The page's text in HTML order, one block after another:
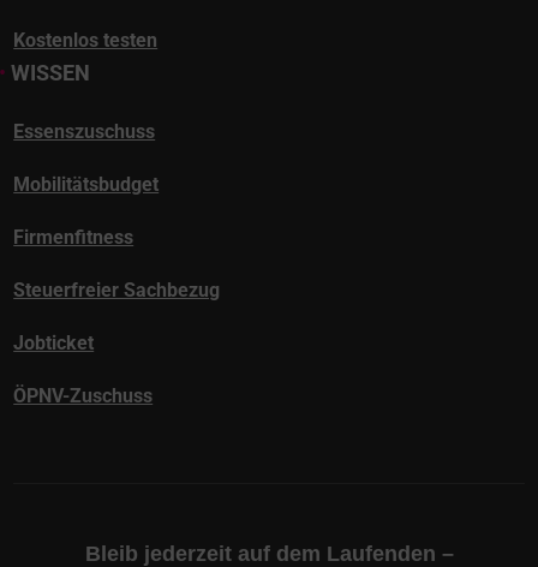
Kostenlos testen
• WISSEN
Essenszuschuss
Mobilitätsbudget
Firmenfitness
Steuerfreier Sachbezug
Jobticket
ÖPNV-Zuschuss
Bleib jederzeit auf dem Laufenden –